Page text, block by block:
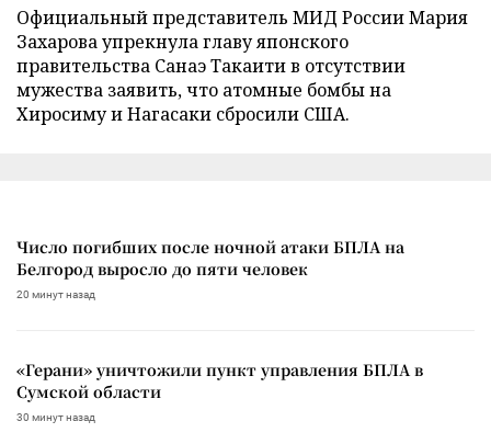
Официальный представитель МИД России Мария
Захарова упрекнула главу японского
правительства Санаэ Такаити в отсутствии
мужества заявить, что атомные бомбы на
Хиросиму и Нагасаки сбросили США.
Число погибших после ночной атаки БПЛА на
Белгород выросло до пяти человек
20 минут назад
«Герани» уничтожили пункт управления БПЛА в
Сумской области
30 минут назад